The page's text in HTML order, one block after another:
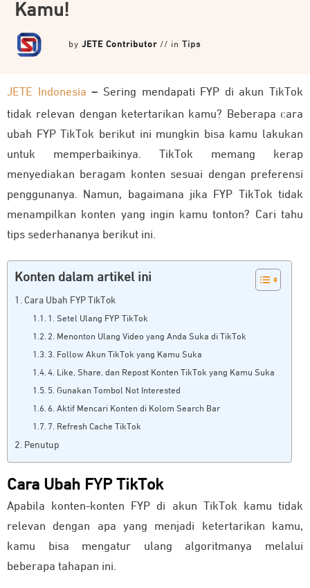
Kamu!
by JETE Contributor// in Tips
JETE Indonesia– Sering mendapati FYP di akun TikTok
tidak relevan dengan ketertarikan kamu? Beberapa cara
ubah FYP TikTok berikut ini mungkin bisa kamu lakukan
untuk memperbaikinya.
TikTok memang kerap
menyediakan beragam konten sesuai dengan preferensi
penggunanya. Namun, bagaimana jika FYP TikTok tidak
menampilkan konten yang ingin kamu tonton? Cari tahu
tips sederhananya berikut ini.
Konten dalam artikel ini
Cara Ubah FYP TikTok
1. Setel Ulang FYP TikTok
2. Menonton Ulang Video yang Anda Suka di TikTok
3. Follow Akun TikTok yang Kamu Suka
4. Like, Share, dan Repost Konten TikTok yang Kamu Suka
5. Gunakan Tombol Not Interested
6. Aktif Mencari Konten di Kolom Search Bar
7. Refresh Cache TikTok
Penutup
Cara Ubah FYP TikTok
Apabila konten-konten FYP di akun TikTok kamu tidak
relevan dengan apa yang menjadi ketertarikan kamu,
kamu bisa mengatur ulang algoritmanya melalui
beberapa tahapan ini.